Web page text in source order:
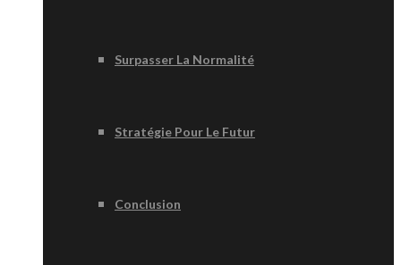
Surpasser La Normalité
Stratégie Pour Le Futur
Conclusion